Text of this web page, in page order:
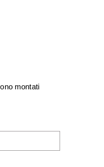
montati